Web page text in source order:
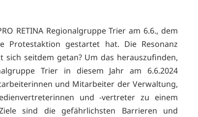
RETINA Regionalgruppe Trier am 6.6., dem
Protestaktion gestartet hat. Die Resonanz
seitdem getan? Um das herauszufinden,
Trier in diesem Jahr am 6.6.2024
und Mitarbeiter der Verwaltung,
und -vertreter zu einem
sind die gefährlichsten Barrieren und